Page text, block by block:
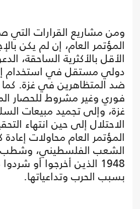
ومن مشاريع القرارات التي
المؤتمر العام، إن لم يكن
الأقل بالأكثرية الساحقة،
دولي مستقل في استخدام
ضد المتظاهرين في غزة. كما
فوري وغير مشروط للحصار
غزة، وإلى تجميد مبيعات
الاحتلال إلى حين انتهاء
المؤتمر العام محاولات إعادة
الشعب الفلسطيني، وشطب
1948 الذين أخرجوا أو
بسبب الحرب وتداعياتها.